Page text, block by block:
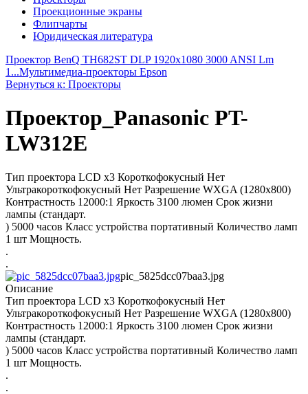
Проекционные экраны
Флипчарты
Юридическая литература
Проектор BenQ TH682ST DLP 1920x1080 3000 ANSI Lm
1...Мультимедиа-проекторы Epson
Вернуться к: Проекторы
Проектор_Panasonic PT-
LW312E
Тип проектора LCD x3 Короткофокусный Нет
Ультракороткофокусный Нет Разрешение WXGA (1280x800)
Контрастность 12000:1 Яркость 3100 люмен Срок жизни
лампы (стандарт.
) 5000 часов Класс устройства портативный Количество ламп
1 шт Мощность.
.
.
pic_5825dcc07baa3.jpg
Описание
Тип проектора LCD x3 Короткофокусный Нет
Ультракороткофокусный Нет Разрешение WXGA (1280x800)
Контрастность 12000:1 Яркость 3100 люмен Срок жизни
лампы (стандарт.
) 5000 часов Класс устройства портативный Количество ламп
1 шт Мощность.
.
.